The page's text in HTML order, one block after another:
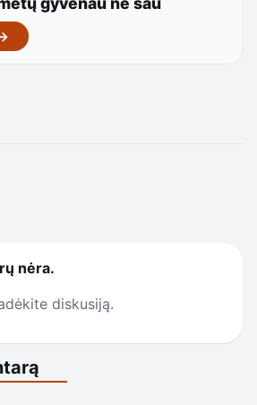
nėra.
diskusiją.